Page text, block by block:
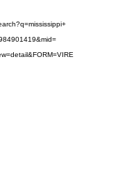
mid=
VIRE